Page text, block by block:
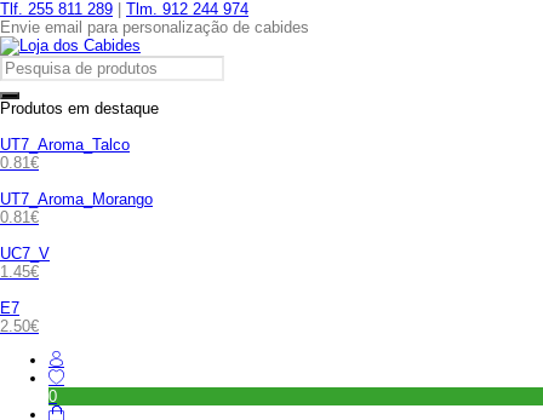
Tlf. 255 811 289
Tlm. 912 244 974
Envie email para personalização de cabides
Produtos em destaque
UT7_Aroma_Talco
0.81€
UT7_Aroma_Morango
0.81€
UC7_V
1.45€
E7
2.50€
0